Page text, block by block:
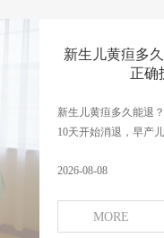
新生儿黄疸多
正确
新生儿黄疸多久能退
10天开始消退，早产
2026-08-08
MORE